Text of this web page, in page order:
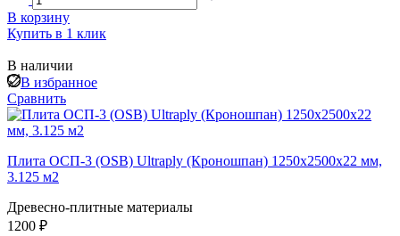
В корзину
Купить в 1 клик
В наличии
В избранное
Сравнить
Плита ОСП-3 (OSB) Ultraply (Кроношпан) 1250x2500x22 мм,
3.125 м2
Древесно-плитные материалы
1200 ₽